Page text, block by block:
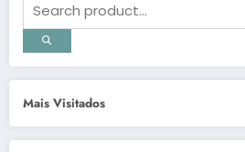
Mais Visitados